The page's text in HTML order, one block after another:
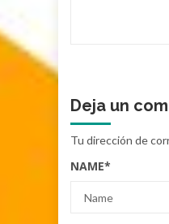
Deja un
Tu dirección de
NAME*